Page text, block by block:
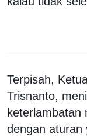
Terpisah,
Trisnanto,
keterlambatan
dengan aturan